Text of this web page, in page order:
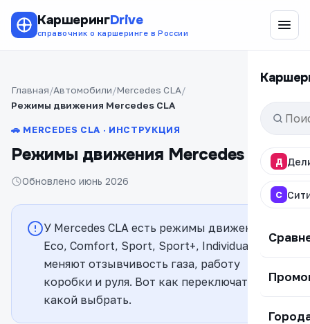
КаршерингDrive
справочник о каршеринге в России
Д
С
Главная Автомобили Mercedes CLA
Режимы движения Mercedes CLA
🚗 MERCEDES CLA · ИНСТРУКЦИЯ
Режимы движения Mercedes CLA
Обновлено июнь 2026
У Mercedes CLA есть режимы движения:
Eco, Comfort, Sport, Sport+, Individual. Они
меняют отзывчивость газа, работу
коробки и руля. Вот как переключать и
какой выбрать.